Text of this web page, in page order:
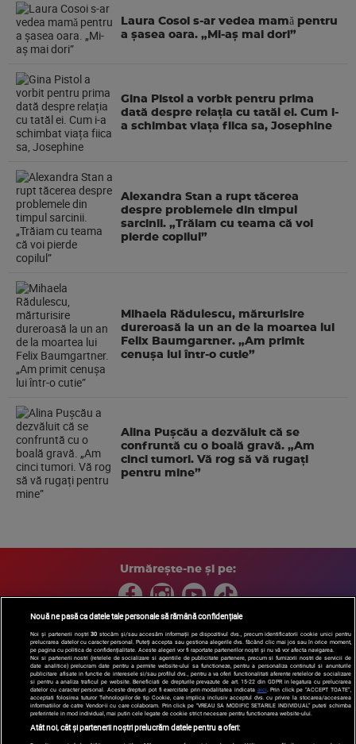
Laura Cosoi s-ar vedea mamǎ pentru
a şasea oara. „Mi-aș mai dori”
Gina Pistol a vorbit pentru prima
dată despre relația cu tatăl ei. Cum i-
a schimbat viața fiica sa, Josephine
Alexandra Stan a rupt tăcerea
despre problemele din timpul
sarcinii. „Trăiam cu teama că voi
pierde copilul”
Mihaela Rădulescu, mărturisire
dureroasă la un an de la moartea lui
Felix Baumgartner. „Am primit
cenușa lui într-o cutie”
Alina Pușcău a dezvăluit că se
confruntă cu o boală gravă. „Am
cinci tumori. Vă rog să vă rugați
pentru mine”
Urmărește-ne și pe:
Copyright © 2026 / DIGI ROMANIA S.A.
Arhiva
Comunicate de presă Politica de confidentialitate
Termeni
si conditii
Gestionați preferințele| Contact/Info Codul etic
Nouă ne pasă ca datele tale personale să rămână confidențiale
Noi și partenerii noștri30 stocăm și/sau accesăm informații pe dispozitivul dvs., precum identificatorii cookie unici pentru
prelucrarea datelor cu caracter personal. Puteți accepta sau gestiona alegerile dvs. făcând clic mai jos sau în orice moment,
pe pagina cu politica de confidențialitate. Aceste alegeri vor fi raportate partenerilor noștri și nu vă vor afecta navigarea.
Noi si partenerii nostri (retelele de socializare si agentiile de publicitate partenere, precum si furnizorii nostri de servicii de
date analitice) prelucram date pentru a permite website-ului sa functioneze, pentru a personaliza continutul si anunturile
publicitare afisate in functie de interesele si/sau profilul dvs., pentru a va oferi functionalitati aferente retelelor de socializare
si pentru a analiza traficul pe website. Beneficiati de drepturile prevazute de art. 15-22 din GDPR in legatura cu prelucrarea
datelor cu caracter personal. Aceste drepturi pot fi exercitate prin modalitatea indicata aici. Prin click pe “ACCEPT TOATE”,
acceptati folosirea tuturor Tehnologiilor de tip Cookie, care implica inclusiv acceptul dvs. cu privire la stocarea/accesarea
informatiilor de catre Vendor-ii cu care colaboram. Prin click pe “VREAU SA MODIFIC SETARILE INDIVIDUAL” puteti schimba
preferintele in mod individual, mai putin cele legate de cookie strict necesare pentru functionarea website-ului.
Atât noi, cât și partenerii noștri prelucrăm datele pentru a oferi: